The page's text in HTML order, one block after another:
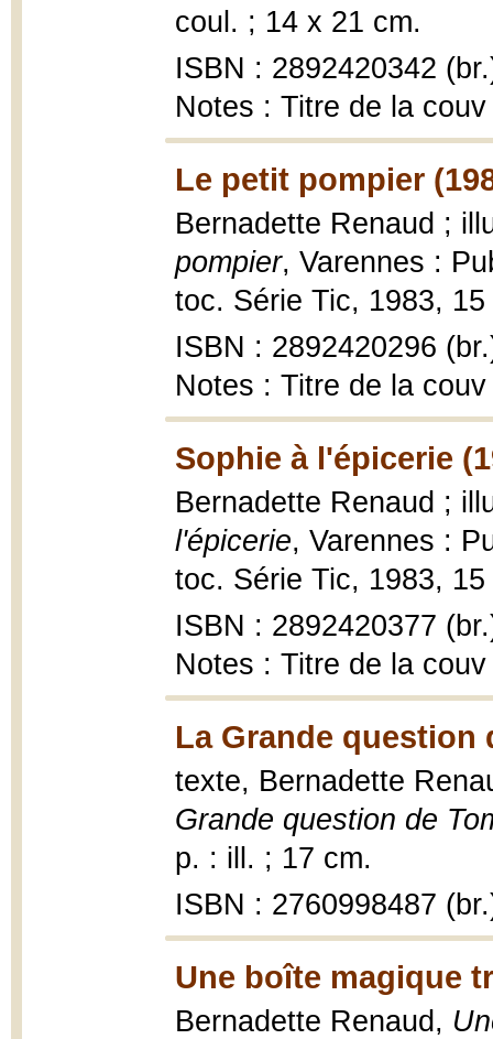
coul. ; 14 x 21 cm.
ISBN : 2892420342
Notes : Titre de la couv
Le petit pompier
Bernadette Renaud ;
pompier, Varennes :
toc. Série Tic, 1983,
ISBN : 2892420296
Notes : Titre de la couv
Sophie à l'épicerie
Bernadette Renaud ;
l'épicerie, Varennes :
toc. Série Tic, 1983,
ISBN : 2892420377
Notes : Titre de la couv
La Grande question
texte, Bernadette
Grande question de
p. : ill. ; 17 cm.
ISBN : 2760998487
Une boîte magique
Bernadette Renaud,